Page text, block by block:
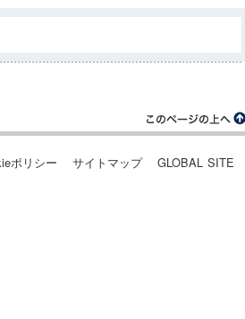
ポリシー サイトマップ GLOBAL SITE